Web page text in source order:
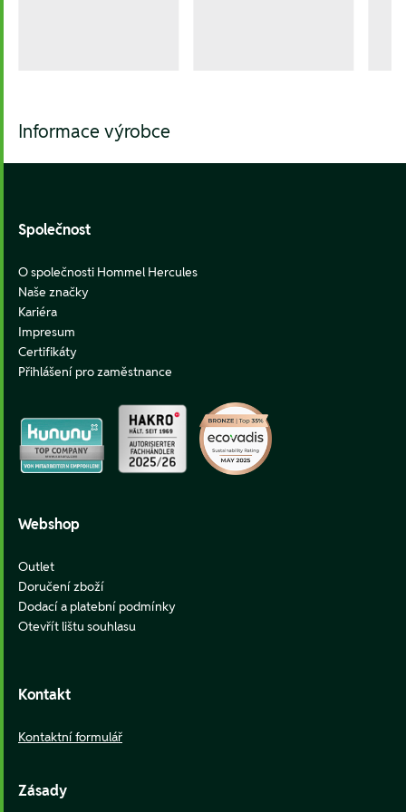
Informace výrobce
Společnost
O společnosti Hommel Hercules
Naše značky
Kariéra
Impresum
Certifikáty
Přihlášení pro zaměstnance
Webshop
Outlet
Doručení zboží
Dodací a platební podmínky
Otevřít lištu souhlasu
Kontakt
Kontaktní formulář
Zásady